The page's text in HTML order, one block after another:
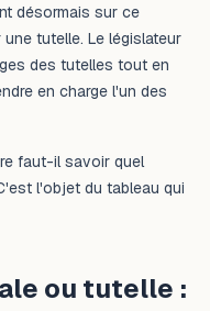
désormais sur ce
tutelle. Le législateur
des tutelles tout en
en charge l'un des
faut-il savoir quel
l'objet du tableau qui
ou tutelle :